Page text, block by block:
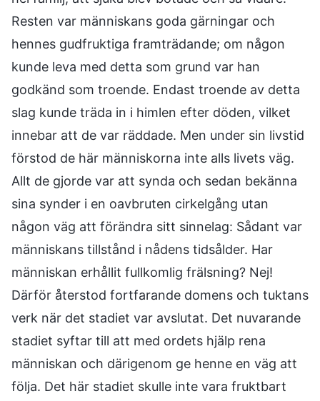
Resten var människans goda gärningar och
hennes gudfruktiga framträdande; om någon
kunde leva med detta som grund var han
godkänd som troende. Endast troende av detta
slag kunde träda in i himlen efter döden, vilket
innebar att de var räddade. Men under sin livstid
förstod de här människorna inte alls livets väg.
Allt de gjorde var att synda och sedan bekänna
sina synder i en oavbruten cirkelgång utan
någon väg att förändra sitt sinnelag: Sådant var
människans tillstånd i nådens tidsålder. Har
människan erhållit fullkomlig frälsning? Nej!
Därför återstod fortfarande domens och tuktans
verk när det stadiet var avslutat. Det nuvarande
stadiet syftar till att med ordets hjälp rena
människan och därigenom ge henne en väg att
följa. Det här stadiet skulle inte vara fruktbart